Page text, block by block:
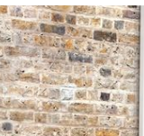
Stehtische
Besprechungstische
Tischgestelle
Schreibtischplatten
Anbautische & Zubehör